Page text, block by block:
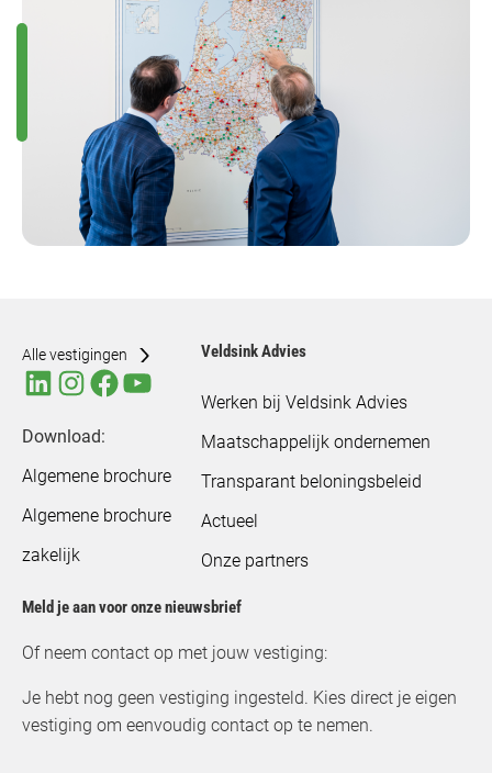
Alle vestigingen
Download:
Algemene brochure
Algemene brochure
zakelijk
Veldsink Advies
Werken bij Veldsink Advies
Maatschappelijk ondernemen
Transparant beloningsbeleid
Actueel
Onze partners
Meld je aan voor onze nieuwsbrief
Of neem contact op met jouw vestiging:
Je hebt nog geen vestiging ingesteld. Kies direct je eigen
vestiging om eenvoudig contact op te nemen.